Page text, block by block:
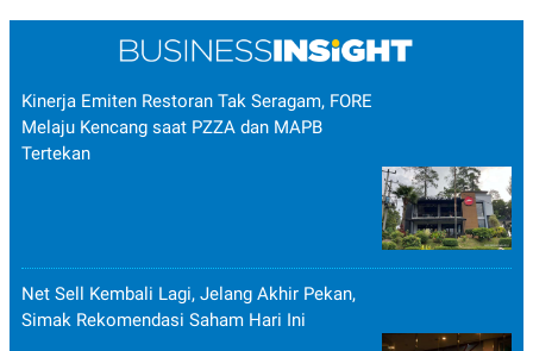
Kinerja Emiten Restoran Tak Seragam, FORE
Melaju Kencang saat PZZA dan MAPB
Tertekan
Net Sell Kembali Lagi, Jelang Akhir Pekan,
Simak Rekomendasi Saham Hari Ini